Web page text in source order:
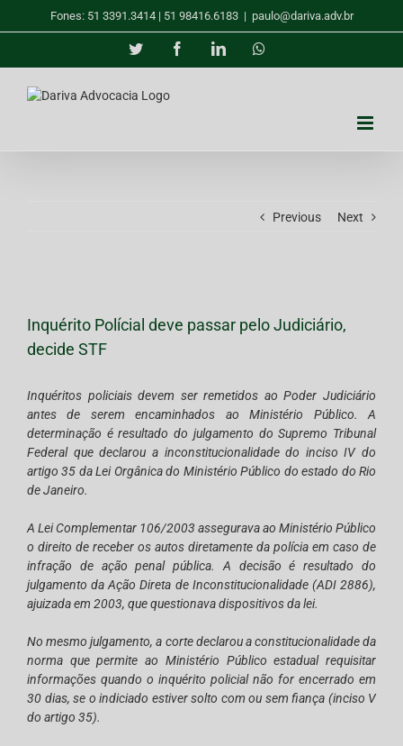
Fones: 51 3391.3414 | 51 98416.6183 | paulo@dariva.adv.br
Twitter FacebookLinkedIn
Previous Next
Image
Inquérito Polícial deve passar pelo Judiciário,
decide STF
Inquéritos policiais devem ser remetidos ao Poder Judiciário
antes de serem encaminhados ao Ministério Público. A
determinação é resultado do julgamento do Supremo Tribunal
Federal que declarou a inconstitucionalidade do inciso IV do
artigo 35 da Lei Orgânica do Ministério Público do estado do Rio
de Janeiro.
A Lei Complementar 106/2003 assegurava ao Ministério Público
o direito de receber os autos diretamente da polícia em caso de
infração de ação penal pública. A decisão é resultado do
julgamento da Ação Direta de Inconstitucionalidade (ADI 2886),
ajuizada em 2003, que questionava dispositivos da lei.
No mesmo julgamento, a corte declarou a constitucionalidade da
norma que permite ao Ministério Público estadual requisitar
informações quando o inquérito policial não for encerrado em
30 dias, se o indiciado estiver solto com ou sem fiança (inciso V
do artigo 35).